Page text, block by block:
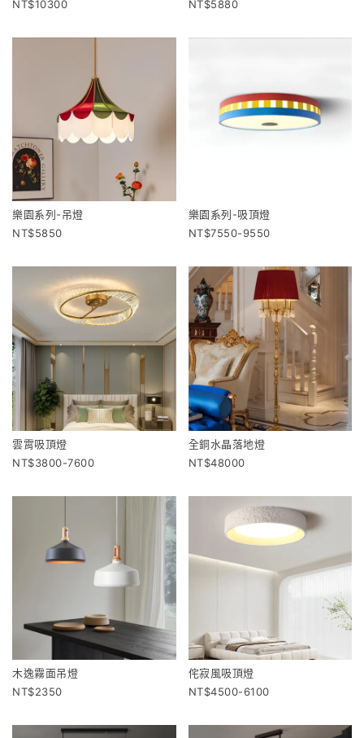
10300
5880
樂園系列-吊燈
5850
樂園系列-吸頂燈
7550-9550
雲霄吸頂燈
3800-7600
全銅水晶落地燈
48000
木逸霧面吊燈
2350
侘寂風吸頂燈
4500-6100